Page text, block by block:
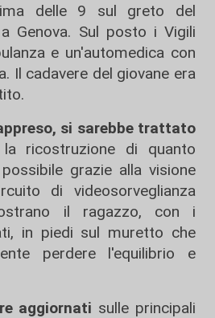
delle 9 sul greto del
Genova. Sul posto i Vigili
e un'automedica con
Il cadavere del giovane era
si sarebbe trattato
ricostruzione di quanto
grazie alla visione
di videosorveglianza
il ragazzo, con i
in piedi sul muretto che
perdere l'equilibrio e
aggiornati sulle principali